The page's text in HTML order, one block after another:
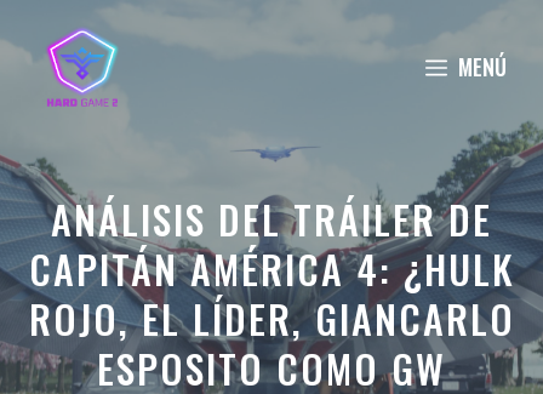
al
contenido
MENÚ
ANÁLISIS DEL TRÁILER DE
CAPITÁN AMÉRICA 4: ¿HULK
ROJO, EL LÍDER, GIANCARLO
ESPOSITO COMO GW